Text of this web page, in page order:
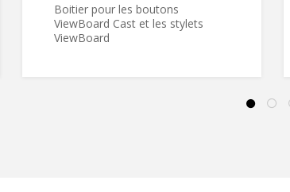
Boitier pour les boutons
ViewBoard Cast et les stylets
ViewBoard